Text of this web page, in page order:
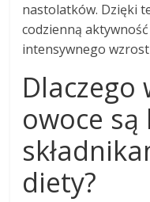
nastolatków. Dzięki
codzienną
intensywnego
Dlaczego
owoce są
diety?